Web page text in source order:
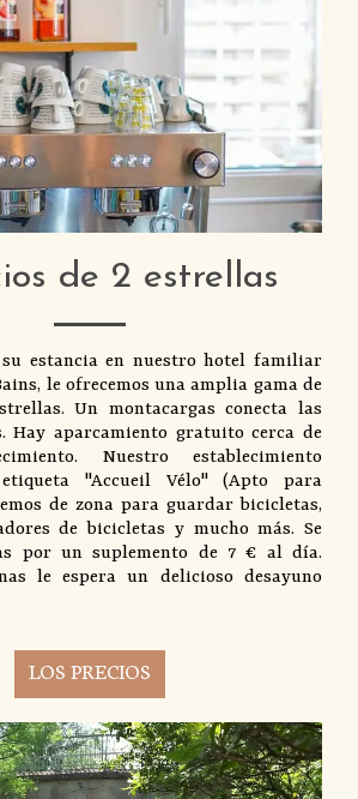
de 2 estrellas
estancia en nuestro hotel familiar
le ofrecemos una amplia gama de
Un montacargas conecta las
Hay aparcamiento gratuito cerca de
Nuestro establecimiento
"Accueil Vélo" (Apto para
de zona para guardar bicicletas,
de bicicletas y mucho más. Se
por un suplemento de 7 € al día.
le espera un delicioso desayuno
LOS PRECIOS